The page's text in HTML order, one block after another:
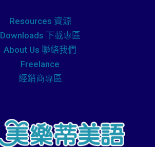
Resources 資源
Downloads 下載專區
About Us 聯絡我們
Freelance
經銷商專區